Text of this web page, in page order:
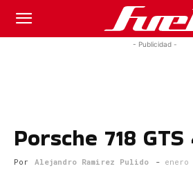
Fuel
Magazine
- Publicidad -
Porsche 718
Por Alejandro Ramirez Pulido - enero